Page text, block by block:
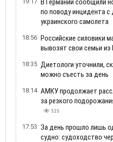
В Германии сообщили
по поводу инцидента
украинского самолета
18:56 Российские силовики
вывозят свои семьи
18:35 Диетологи уточнили,
можно съесть за день
18:14 АМКУ продолжает
за резкого
325
17:53 За день прошло лишь
судно: судоходство